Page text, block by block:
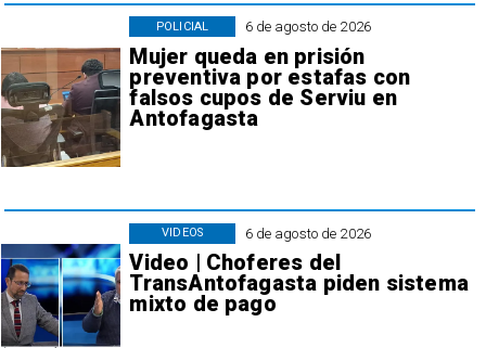
6 de agosto de 2026
Mujer queda en prisión
preventiva por estafas con
falsos cupos de Serviu en
Antofagasta
POLICIAL
6 de agosto de 2026
Video | Choferes del
TransAntofagasta piden sistema
mixto de pago
VIDEOS